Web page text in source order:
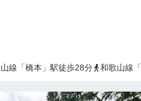
線「橋本」駅徒歩28分 和歌山線